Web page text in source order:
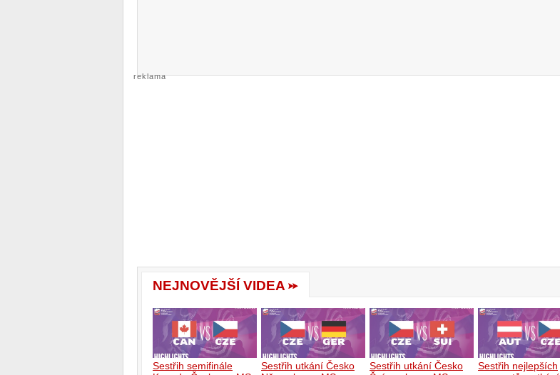
reklama
NEJNOVĚJŠÍ VIDEA
Sestřih semifinále
Sestřih utkání Česko
Sestřih utkání Česko
Sestřih nejlepších